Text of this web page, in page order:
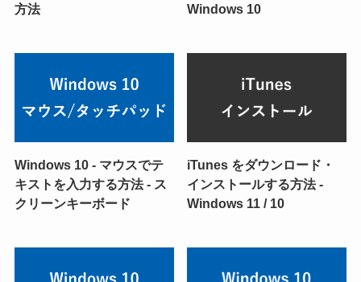
方法
Windows 10
Windows 10 - マウスでテ
キストを入力する方法 - ス
クリーンキーボード
iTunes をダウンロード・
インストールする方法 -
Windows 11 / 10